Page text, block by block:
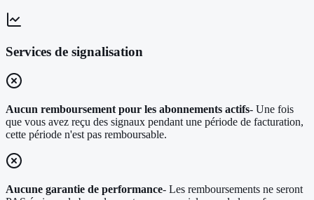
Services de signalisation
Aucun remboursement pour les abonnements actifs- Une fois
que vous avez reçu des signaux pendant une période de facturation,
cette période n'est pas remboursable.
Aucune garantie de performance- Les remboursements ne seront